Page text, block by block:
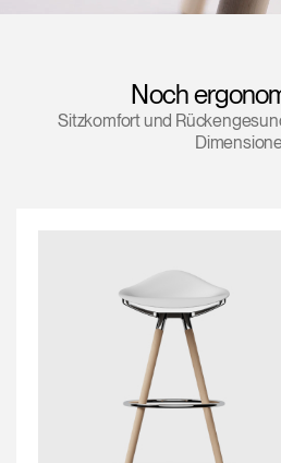
Opens
Opens
Opens
Opens
Opens
Humanscale
Opens
Pinterest
Opens
YouTube
Noch
Sitzkomfort und